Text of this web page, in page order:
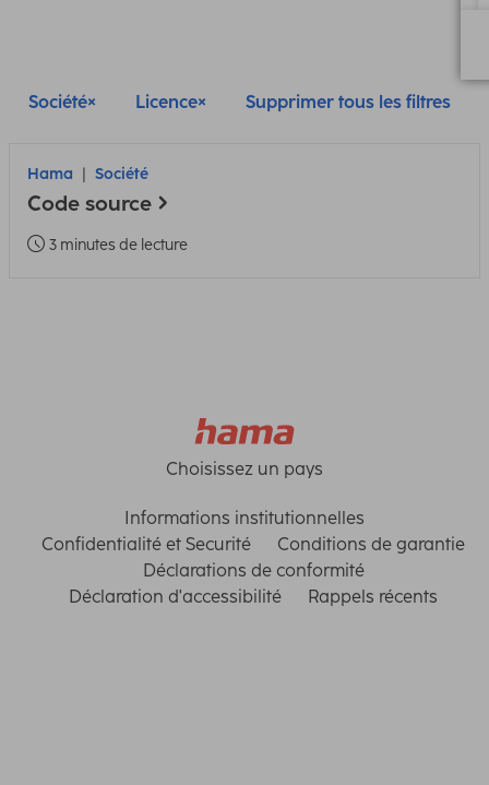
Société Licence Supprimer tous les filtres
Hama Société
Code source
3 minutes de lecture
Choisissez un pays
Informations institutionnelles
Confidentialité et Securité
Conditions de garantie
Déclarations de conformité
Déclaration d'accessibilité
Rappels récents